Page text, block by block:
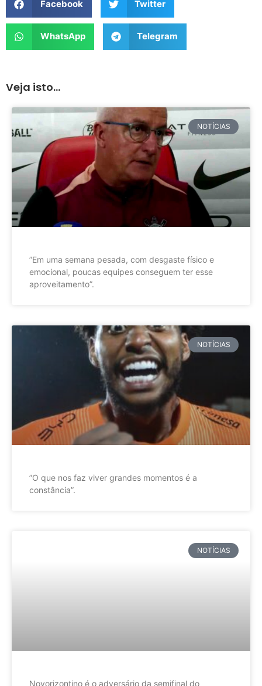
Facebook Twitter
WhatsApp Telegram
Veja isto...
NOTÍCIAS
”Em uma semana pesada, com desgaste físico e
emocional, poucas equipes conseguem ter esse
aproveitamento”.
NOTÍCIAS
”O que nos faz viver grandes momentos é a
constância”.
NOTÍCIAS
Novorizontino é o adversário da semifinal do